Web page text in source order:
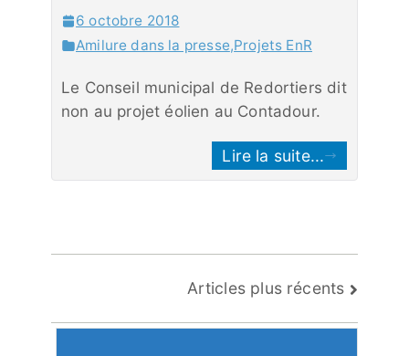
6 octobre 2018
Amilure dans la presse,Projets EnR
Le Conseil municipal de Redortiers dit
non au projet éolien au Contadour.
Lire la suite...
des
Articles plus récents